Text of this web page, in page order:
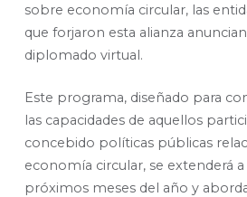
sobre economía circular, las
que forjaron esta alianza
diplomado virtual.
Este programa, diseñado para
las capacidades de aquellos
concebido políticas públicas
economía circular, se extenderá
próximos meses del año y